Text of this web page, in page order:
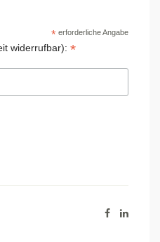
*erforderliche Angabe
widerrufbar): *